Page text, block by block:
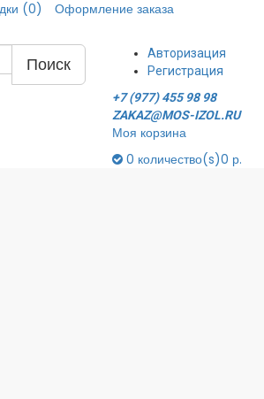
(0) Оформление заказа
Поиск
Авторизация
Регистрация
+7 (977) 455 98 98
ZAKAZ@MOS-IZOL.RU
Моя корзина
0 количество(s)0 р.